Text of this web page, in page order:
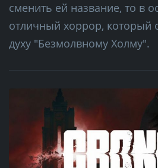
сменить ей название, то в
отличный хоррор, который
духу "Безмолвному Холму".